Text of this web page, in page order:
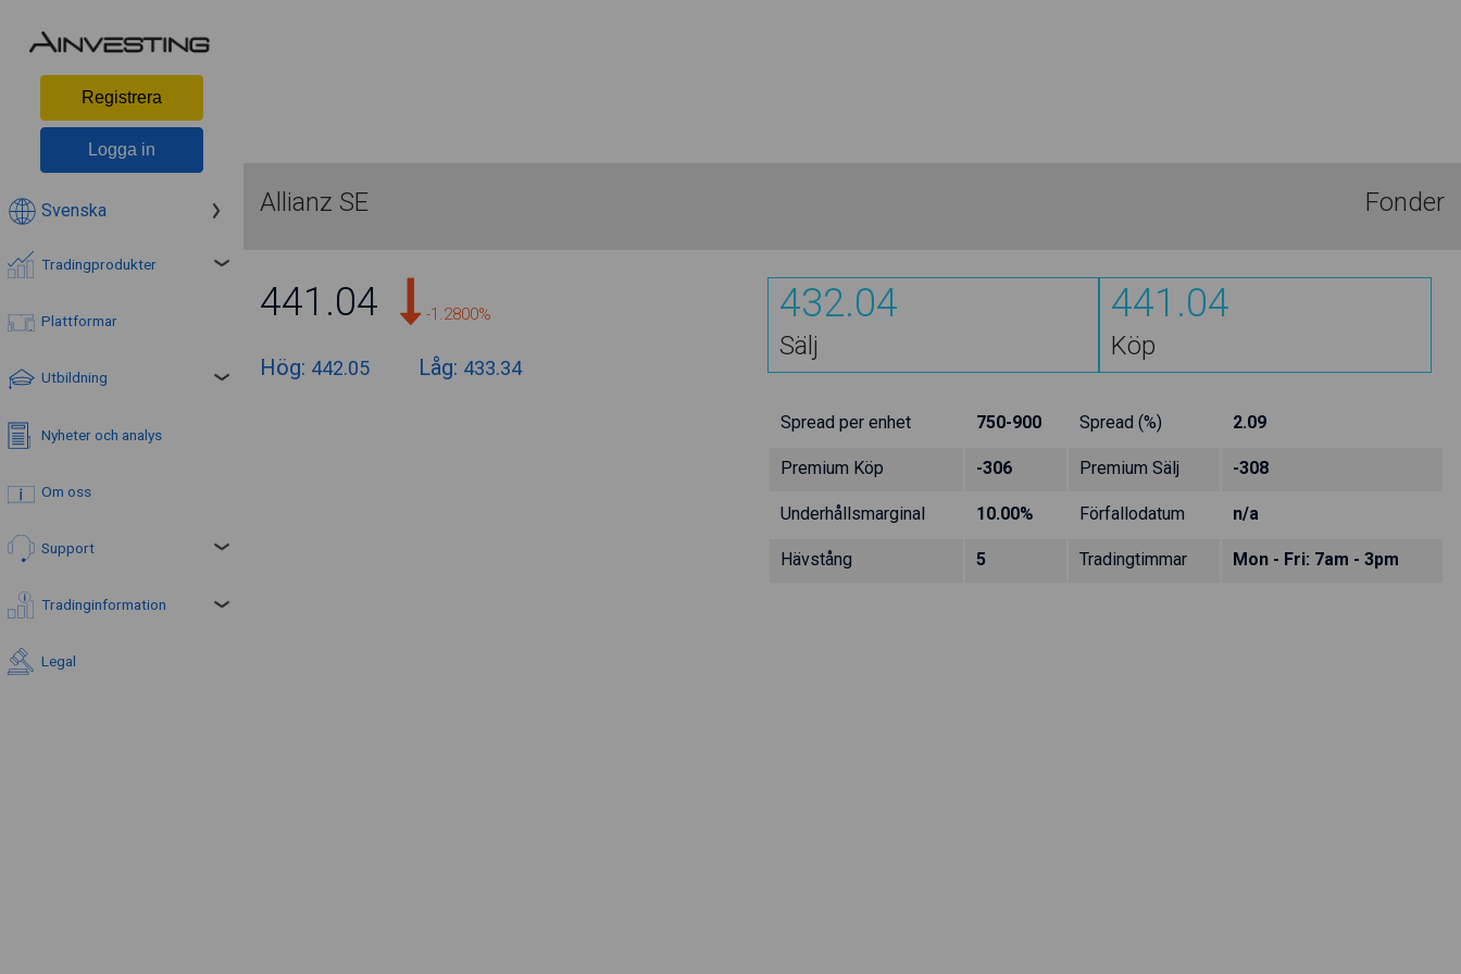
Registrera
Logga in
Svenska
Tradingprodukter
Plattformar
Utbildning
Nyheter och analys
Om oss
Support
Tradinginformation
Legal
Allianz SE Fonder
441.04 -1.2800%
Hög: 442.05 Låg: 433.34
432.04
Sälj
441.04
Köp
Spread per enhet 750-900 Spread (%) 2.09
Premium Köp -306 Premium Sälj -308
Underhållsmarginal 10.00% Förfallodatum n/a
Hävstång 5 Tradingtimmar Mon - Fri: 7am - 3pm